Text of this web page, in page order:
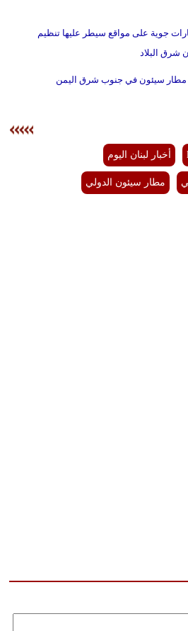
جوية على مواقع سيطر عليها تنظيم
شرق البلاد
سيئون في جنوب شرق اليمن
أخبار لبنان اليوم
مطار سيئون الدولي